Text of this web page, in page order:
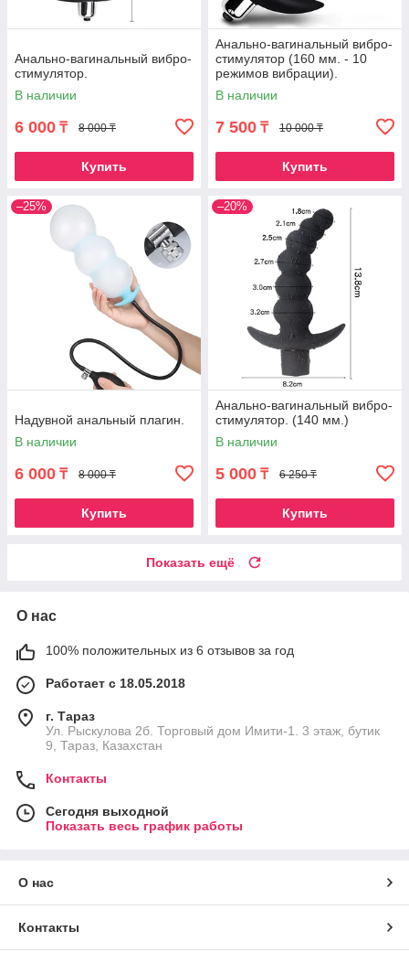
Анально-вагинальный вибро-
стимулятор.
В наличии
6 000 ₸ 8 000 ₸
Купить
Анально-вагинальный вибро-
стимулятор (160 мм. - 10
режимов вибрации).
В наличии
7 500 ₸ 10 000 ₸
Купить
–25%
Надувной анальный плагин.
В наличии
6 000 ₸ 8 000 ₸
Купить
–20%
Анально-вагинальный вибро-
стимулятор. (140 мм.)
В наличии
5 000 ₸ 6 250 ₸
Купить
Показать ещё
О нас
100% положительных из 6 отзывов за год
Работает с 18.05.2018
г. Тараз
Ул. Рыскулова 2б. Торговый дом Имити-1. 3 этаж, бутик
9, Тараз, Казахстан
Контакты
Сегодня выходной
Показать весь график работы
О нас
Контакты